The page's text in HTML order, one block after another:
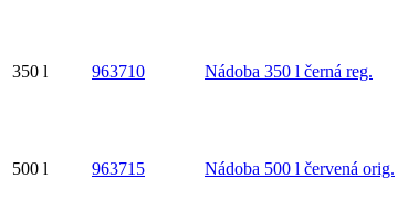
350 l 963710 Nádoba 350 l černá reg.
500 l 963715 Nádoba 500 l červená orig.